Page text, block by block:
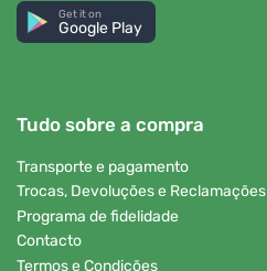
Get it on
Google Play
Tudo sobre a compra
Transporte e pagamento
Trocas, Devoluções e Reclamações
Programa de fidelidade
Contacto
Termos e Condições